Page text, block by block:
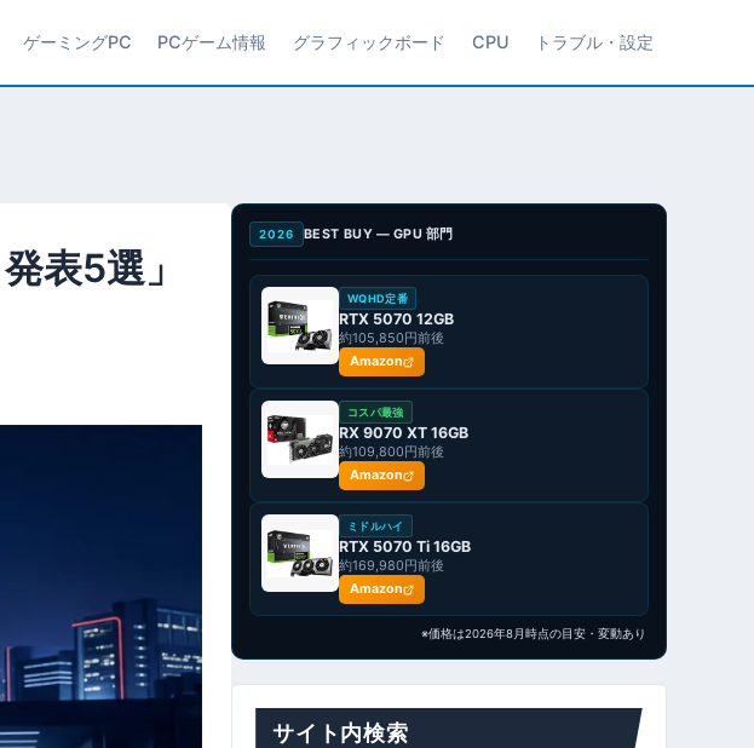
ゲーミングPC PCゲーム情報 グラフィックボード CPU トラブル・設定
表5選」
2026 BEST BUY — GPU 部門
WQHD定番
RTX 5070 12GB
約105,850円前後
Amazon
コスパ最強
RX 9070 XT 16GB
約109,800円前後
Amazon
ミドルハイ
RTX 5070 Ti 16GB
約169,980円前後
Amazon
※価格は2026年8月時点の目安・変動あり
サイト内検索